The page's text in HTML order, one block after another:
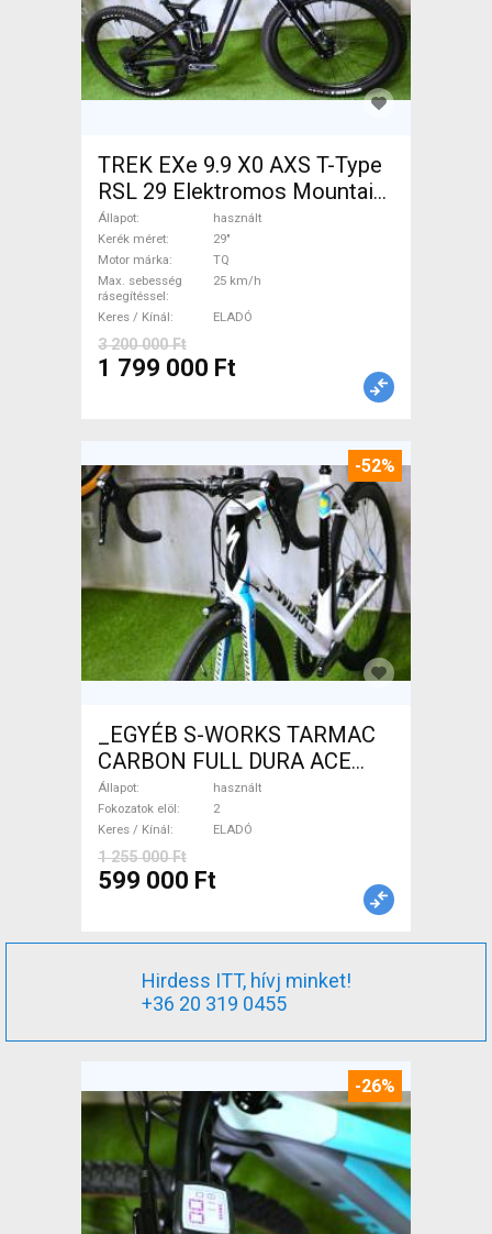
TREK EXe 9.9 X0 AXS T-Type
RSL 29 Elektromos Mountain
Bike 29" össztelós / fully TQ
használt ELADÓ
Állapot
használt
Kerék méret
29"
Motor márka
TQ
Max. sebesség
rásegítéssel
25 km/h
Keres / Kínál ELADÓ
3 200 000 Ft
1 799 000 Ft
-52%
_EGYÉB S-WORKS TARMAC
CARBON FULL DURA ACE
Országúti használt ELADÓ
Állapot
használt
Fokozatok elöl
2
Keres / Kínál
ELADÓ
1 255 000 Ft
599 000 Ft
Hirdess ITT, hívj minket!
+36 20 319 0455
-26%